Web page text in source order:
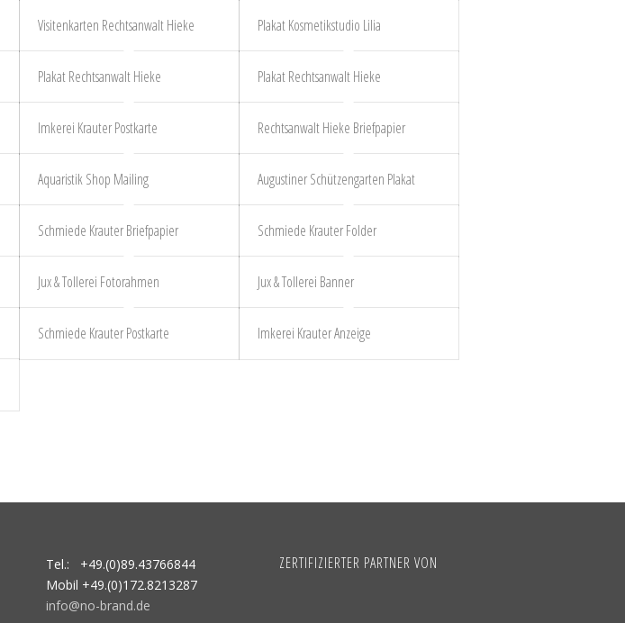
Visitenkarten Rechtsanwalt Hieke Plakat Kosmetikstudio Lilia
Plakat Rechtsanwalt Hieke Plakat Rechtsanwalt Hieke
Imkerei Krauter Postkarte Rechtsanwalt Hieke Briefpapier
Aquaristik Shop Mailing Augustiner Schützengarten Plakat
Schmiede Krauter Briefpapier Schmiede Krauter Folder
Jux & Tollerei Fotorahmen Jux & Tollerei Banner
Schmiede Krauter Postkarte Imkerei Krauter Anzeige
Tel.: +49.(0)89.43766844
Mobil +49.(0)172.8213287
info@no-brand.de
ZERTIFIZIERTER PARTNER VON